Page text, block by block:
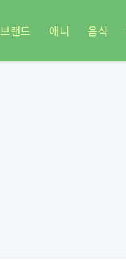
브랜드 애니 음식